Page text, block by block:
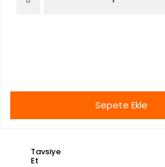
Sepete Ekle
Tavsiye
Et